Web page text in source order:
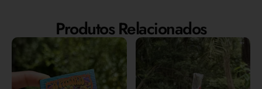
Produtos Relacionados